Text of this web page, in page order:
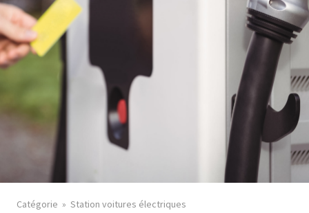
Catégorie Station voitures électriques